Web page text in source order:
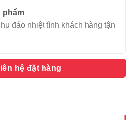
phẩm
đáo nhiệt tình khách hàng tận
hệ đặt hàng